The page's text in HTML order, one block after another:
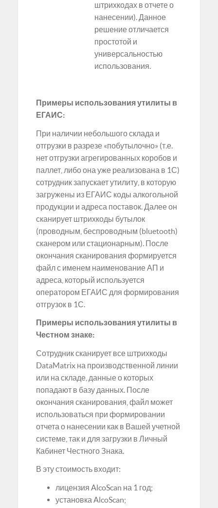
штрихкодах в отчете о
нанесении). Данное
решение отличается
простотой и
универсальностью
использования.
Примеры использования утилиты в
ЕГАИС:
При наличии небольшого склада и
отгрузки в разрезе «побутылочно» (т.е.
нет отгрузки агрегированных коробов и
паллет, либо она уже реализована в 1С)
сотрудник запускает утилиту, в которую
загружены из ЕГАИС коды алкогольной
продукции и адреса поставок. Далее он
сканирует штрихкоды бутылок
(проводным, беспроводным (bluetooth)
сканером или стационарным). После
окончания сканирования формируется
файл с именем наименование АП и
адреса, который используется
оператором ЕГАИС для формирования
отгрузок в 1С.
Примеры использования утилиты в
Честном знаке:
Сотрудник сканирует все штрихкоды
DataMatrix на производственной линии
или на складе, данные о которых
попадают в базу данных. После
окончания сканирования, файл может
использоваться при формировании
отчета о нанесении как в Вашей учетной
системе, так и для загрузки в Личный
Кабинет Честного Знака.
В эту стоимость входит:
лицензия AlcoScan на 1 год;
установка AlcoScan;